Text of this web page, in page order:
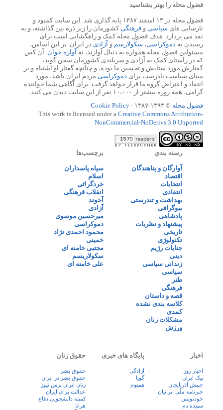
فضول محله را بهتر بشناسید
فضول محله در ۱۳ اسفند ۱۳۸۷ پایه گذاری شد. این سایت کمبود و
نارسایی های سیاسی و فرهنگی کشورمان را زیر ذره بین گذاشته، و به
نقد می پردازد. هدف فضول محله کمک و راهگشایی است برای
رسیدن به دموکراسی، سکولارسم و آزادی در ایران. بر این اساس،
مسئولین فضول محله همواره به دنبال آوازند، نه آوازه خوان . آن کس
که در راستای کمک به آزادی و سربلندی کشورمان سخن گوید،
گفتارش مورد ستایش و تحسین ما بوده، و چنانچه گفتار او اشتباه و بر
مبنای سیاست نادرست برای دموکراسی مردم ایران باشد، مورد
انتقاد و اعتراض گروه ما قرار خواهد گرفت. برای آگاهی شما خواننده
گرامی، همه روزه بیشتر از ۱۰،۰۰۰ نفر از این سایت دیدن می کنند.
فضول محله © ۱۳۹۳-۱۳۸۷ -
Cookie Policy
This work is licensed under a Creative Commons Attribution-
NonCommercial-NoDerivs 3.0 Unported
رسته بندي
آوارگان و پناهندگان
اقتصاد
انتخابات
انتقادی
بهداشت و تندرستی
بیوگرافی
پادشاهی
پیشنهاد و نظریات
تاریخی
تکنولوژی
جنایات رژیم
دینی
زندانی سیاسی
سیاسی
طنز
فرهنگی
قصه و داستان
کلاسه بندی نشده
کمدی
مشکلات زنان
ورزش
برچسب‌ها
سپاه پاسداران
اسلام
خردگرائی
انقلاب فرهنگی
آخوند
آزادی
میرحسین موسوی
دموکراسی
محمود احمدی نژاد
خمینی
مجتبی خامنه ای
سکولاریسم
علی خامنه ای
اخبار
اخبار روز
پيک ايران
جنبش آذربایجان
خبرنامه ملّی ایرانیان
خودنویس
سپیده دم
پایگاه های خبری
آزادگی
گویا
همبوم
حقوق زنان
حقوق بشر
حقوق بشر در ایران
زنان ايران پرس نيوز
عدالت برای ایران
کمیته دانشجویی دفاع
هرانا